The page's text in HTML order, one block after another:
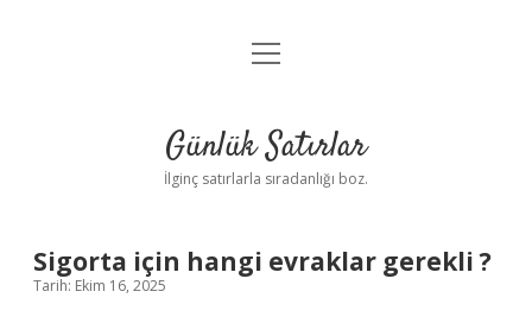
Anasayfa
Yasal Uyarı
menüyü
Günlük Satırlar
İlginç satırlarla sıradanlığı boz.
Sigorta için hangi evraklar gerekli ?
Tarih: Ekim 16, 2025